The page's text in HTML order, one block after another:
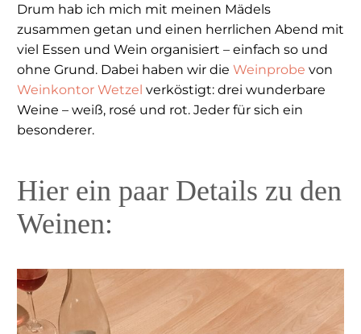
Drum hab ich mich mit meinen Mädels
zusammen getan und einen herrlichen Abend mit
viel Essen und Wein organisiert – einfach so und
ohne Grund. Dabei haben wir die Weinprobe von
Weinkontor Wetzel verköstigt: drei wunderbare
Weine – weiß, rosé und rot. Jeder für sich ein
besonderer.
Hier ein paar Details zu den
Weinen: